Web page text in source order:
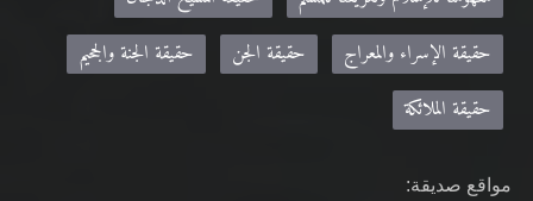
حقيقة الملائكة
مواقع صديقة:
Khilafa.net - موقع حضرة مرزا مسرور أحمد نصره الله